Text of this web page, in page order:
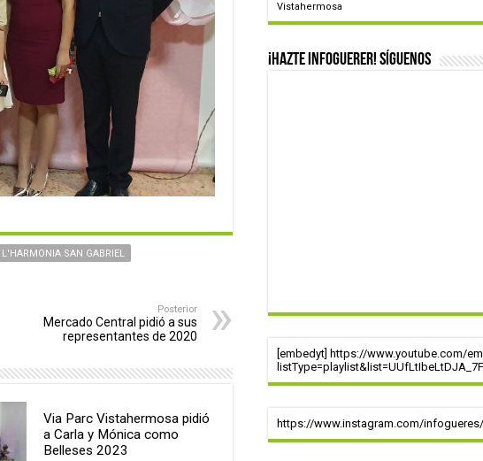
L'HARMONIA SAN GABRIEL
Posterior
Mercado Central pidió a sus
representantes de 2020
Via Parc Vistahermosa pidió
a Carla y Mónica como
Belleses 2023
Vistahermosa
¡Hazte infoguerer! Síguenos
[embedyt] https://www.youtube.com/
https://www.instagram.com/infogueres/